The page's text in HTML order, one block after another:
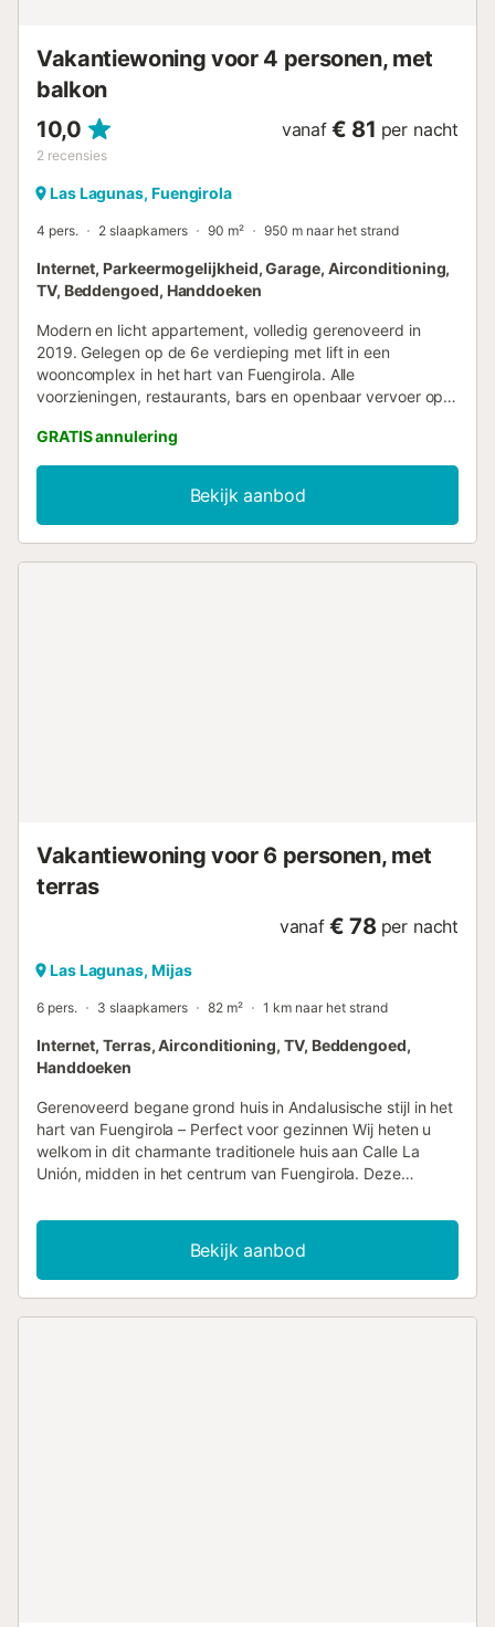
Vakantiewoning voor 4 personen, met
balkon
10,0
2 recensies
vanaf € 81 per nacht
Las Lagunas, Fuengirola
4 pers. 2 slaapkamers 90 m² 950 m naar het strand
Internet, Parkeermogelijkheid, Garage, Airconditioning,
TV, Beddengoed, Handdoeken
Modern en licht appartement, volledig gerenoveerd in
2019. Gelegen op de 6e verdieping met lift in een
wooncomplex in het hart van Fuengirola. Alle
voorzieningen, restaurants, bars en openbaar vervoer op
plasma-tv en toegang tot een glazen terras met uitzicht
op de stad. Hoofdslaapkamer met kingsize bed (1.50m),
2e slaapkamer met tweepersoonsbed (1.30m) en 3e kleine
slaapkamer met een slaapbank die omgebouwd kan
worden tot een werkplek voor werk en videogesprekken.
GRATIS annulering
Bekijk aanbod
Vakantiewoning voor 6 personen, met
terras
vanaf € 78 per nacht
Las Lagunas, Mijas
6 pers. 3 slaapkamers 82 m² 1 km naar het strand
Internet, Terras, Airconditioning, TV, Beddengoed,
Handdoeken
Gerenoveerd begane grond huis in Andalusische stijl in het
hart van Fuengirola – Perfect voor gezinnen Wij heten u
welkom in dit charmante traditionele huis aan Calle La
Unión, midden in het centrum van Fuengirola. Deze
de perfecte combinatie van modern comfort en
Andalusische karakter – ideaal voor gezinnen die op zoek
zijn naar een ontspannen en praktische vakantie aan de
Costa del Sol. Het huis beschikt over: ✅ 3 comfortabele
Bekijk aanbod